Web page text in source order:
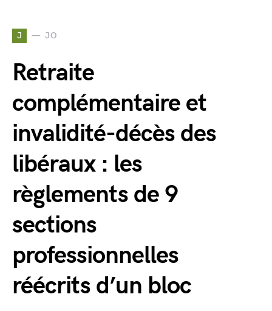
J JO
Retraite
complémentaire et
invalidité-décès des
libéraux : les
règlements de 9
sections
professionnelles
réécrits d’un bloc